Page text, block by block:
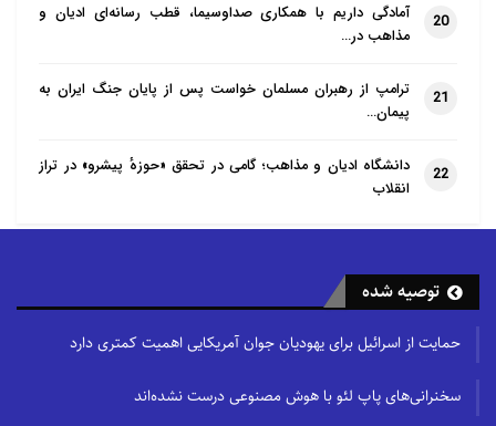
20
آمادگی داریم با همکاری صداوسیما، قطب رسانه‌ای ادیان و
مذاهب در…
21
ترامپ از رهبران مسلمان خواست پس از پایان جنگ ایران به
پیمان…
22
دانشگاه ادیان و مذاهب؛ گامی در تحقق «حوزهٔ پیشرو» در تراز
انقلاب
توصیه شده
حمایت از اسرائیل برای یهودیان جوان آمریکایی اهمیت کمتری دارد
سخنرانی‌های پاپ لئو با هوش مصنوعی درست نشده‌اند